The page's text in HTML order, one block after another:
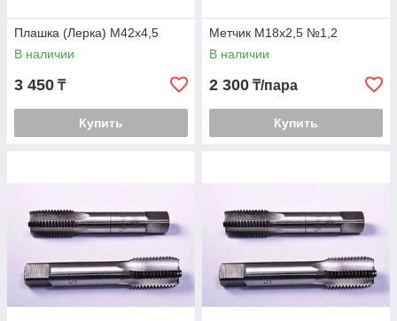
Плашка (Лерка) М42х4,5
В наличии
3 450 ₸
Купить
Метчик М18х2,5 №1,2
В наличии
2 300 ₸/пара
Купить